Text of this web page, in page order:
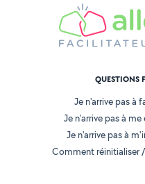
QUESTIONS
Je n'arrive pas à
Je n'arrive pas à
Je n'arrive pas à
Comment réinitialiser